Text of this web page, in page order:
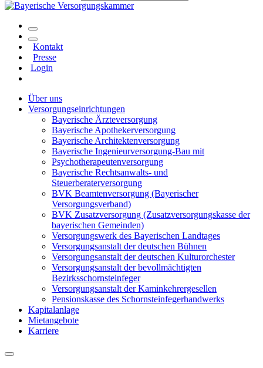
Kontakt
Presse
Login
Über uns
Versorgungseinrichtungen
Bayerische Ärzteversorgung
Bayerische Apothekerversorgung
Bayerische Architektenversorgung
Bayerische Ingenieurversorgung-Bau mit
Psychotherapeutenversorgung
Bayerische Rechtsanwalts- und
Steuerberaterversorgung
BVK Beamtenversorgung (Bayerischer
Versorgungsverband)
BVK Zusatzversorgung (Zusatzversorgungskasse der
bayerischen Gemeinden)
Versorgungswerk des Bayerischen Landtages
Versorgungsanstalt der deutschen Bühnen
Versorgungsanstalt der deutschen Kulturorchester
Versorgungsanstalt der bevollmächtigten
Bezirksschornsteinfeger
Versorgungsanstalt der Kaminkehrergesellen
Pensionskasse des Schornsteinfegerhandwerks
Kapitalanlage
Mietangebote
Karriere